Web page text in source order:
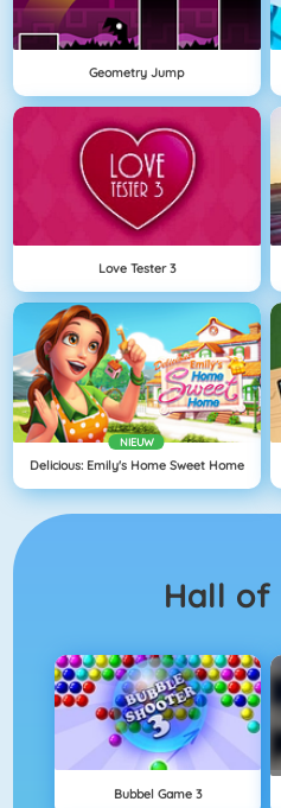
Geometry Jump
Love Tester 3
NIEUW
Delicious: Emily's Home Sweet Home
Hall of
Bubbel Game 3